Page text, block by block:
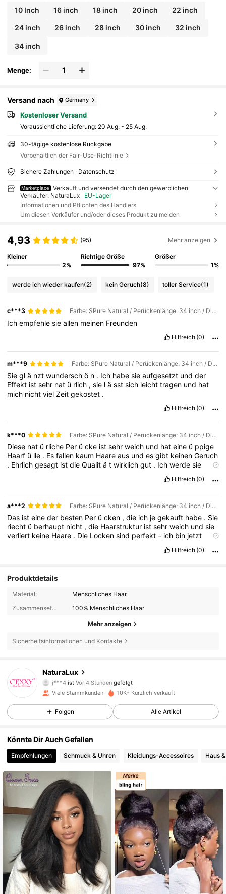
10 Inch 16 inch 18 inch 20 inch 22 inch
24 inch 26 inch 28 inch 30 inch 32 inch
34 inch
Menge:
Versand nach Germany
Kostenloser Versand
Voraussichtliche Lieferung: 20 Aug. - 25 Aug.
30-tägige kostenlose Rückgabe
Vorbehaltlich der Fair-Use-Richtlinie
Sichere Zahlungen · Datenschutz
Marketplace
Verkauft und versendet durch den gewerblichen
Verkäufer: NaturaLux
EU-Lager
Informationen und Pflichten des Händlers
Um diesen Verkäufer und/oder dieses Produkt zu melden
4,93 (95) Mehr anzeigen
Kleiner
2%
Richtige Größe
97%
Größer
1%
werde ich wieder kaufen(2) kein Geruch(8) toller Service(1)
c***3 Farbe: SPure Natural / Perückenlänge: 34 inch / Dichte & Spitze: 180Density 13*6
Ichempfehlesieallen meinen Freunden
Hilfreich (0)
m***9 Farbe: SPure Natural / Perückenlänge: 34 inch / Dichte & Spitze: 180Density 13*6
Sieglä nztwunderschö n . Ich habesieaufgesetzt undder
Effekt istsehr nat ü rlich ,sie lässtsich leichttragen und hat
mich nichtvielZeitgekostet .
Hilfreich (0)
k***0 Farbe: SPure Natural / Perückenlänge: 34 inch / Dichte & Spitze: 180Density 13*6
Diese nat ü rliche Per ücke istsehrweich und hateine ü ppige
Haarf ü lle . Esfallen kaum Haareaus undesgibt keinenGeruch
. Ehrlichgesagt istdieQualitätwirklichgut . Ichwerdesie
Hilfreich (0)
a***2 Farbe: SPure Natural / Perückenlänge: 34 inch / Dichte & Spitze: 180Density 13*6
Das isteineder besten Per ücken ,die ich jegekauft habe . Sie
riecht ü berhaupt nicht ,die Haarstruktur istsehrweich undsie
verliert keine Haare . Die Lockensind perfekt– ich bin jetzt
Hilfreich (0)
Produktdetails
Material:
Menschliches Haar
Zusammensetzung:
100% Menschliches Haar
Mehr anzeigen
Sicherheitsinformationen und Kontakte
NaturaLux
e***x ist am Durchsuchen
4,93
3.4K Follower
4,93
4,93 3.4K Follower
4,93 3.4K Follower
4,93 3.4K Follower
Viele Stammkunden 10K+ Kürzlich verkauft
Folgen Alle Artikel
Könnte Dir Auch Gefallen
Empfehlungen Schmuck & Uhren Kleidungs-Accessoires Haus